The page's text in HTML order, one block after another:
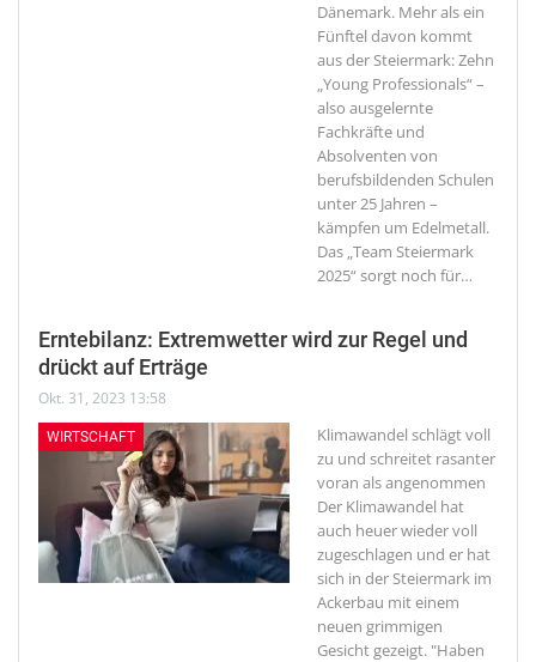
Dänemark. Mehr als ein
Fünftel davon kommt
aus der Steiermark: Zehn
„Young Professionals“ –
also ausgelernte
Fachkräfte und
Absolventen von
berufsbildenden Schulen
unter 25 Jahren –
kämpfen um Edelmetall.
Das „Team Steiermark
2025“ sorgt noch für…
Erntebilanz: Extremwetter wird zur Regel und
drückt auf Erträge
Okt. 31, 2023 13:58
WIRTSCHAFT
Klimawandel schlägt voll
zu und schreitet rasanter
voran als angenommen
Der Klimawandel hat
auch heuer wieder voll
zugeschlagen und er hat
sich in der Steiermark im
Ackerbau mit einem
neuen grimmigen
Gesicht gezeigt. "Haben